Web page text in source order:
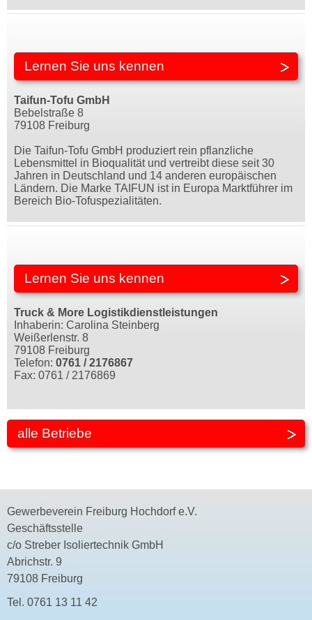
Lernen Sie uns kennen
Taifun-Tofu GmbH
Bebelstraße 8
79108 Freiburg
Die Taifun-Tofu GmbH produziert rein pflanzliche
Lebensmittel in Bioqualität und vertreibt diese seit 30
Jahren in Deutschland und 14 anderen europäischen
Ländern. Die Marke TAIFUN ist in Europa Marktführer im
Bereich Bio-Tofuspezialitäten.
Lernen Sie uns kennen
Truck & More Logistikdienstleistungen
Inhaberin: Carolina Steinberg
Weißerlenstr. 8
79108 Freiburg
Telefon: 0761 / 2176867
Fax: 0761 / 2176869
alle Betriebe
Gewerbeverein Freiburg Hochdorf e.V.
Geschäftsstelle
c/o Streber Isoliertechnik GmbH
Abrichstr. 9
79108 Freiburg
Tel. 0761 13 11 42